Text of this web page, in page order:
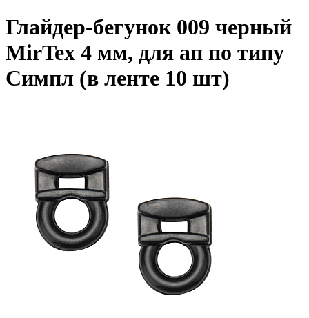
Глайдер-бегунок 009 черный
MirTex 4 мм, для ап по типу
Симпл (в ленте 10 шт)